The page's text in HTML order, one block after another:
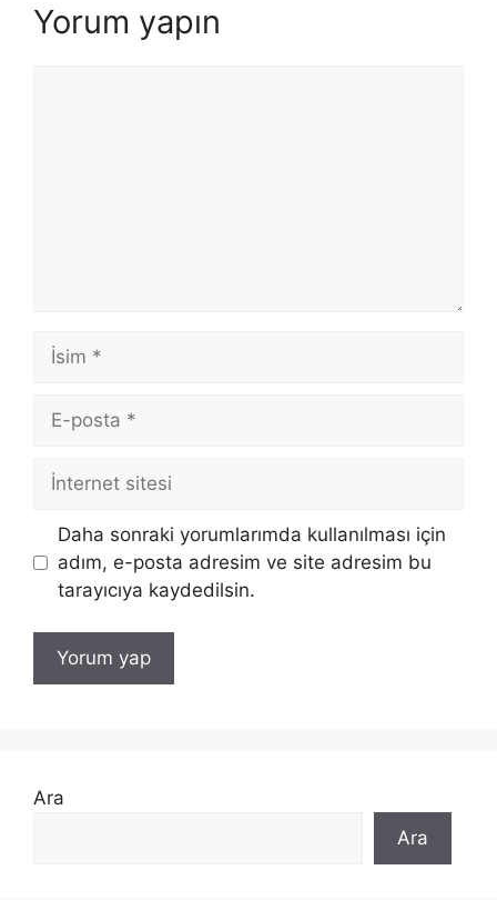
Yorum yapın
İsim
posta
İnternet
sitesi
Daha sonraki yorumlarımda kullanılması için
adım, e-posta adresim ve site adresim bu
tarayıcıya kaydedilsin.
Ara
Ara